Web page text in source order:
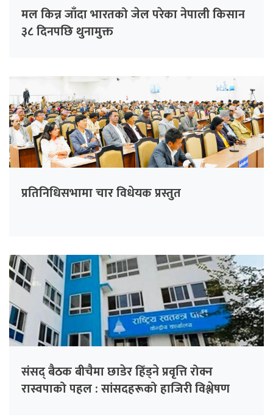
मल किन्न जाँदा भारतको जेल परेका नेपाली किसान
३८ दिनपछि थुनामुक्त
प्रतिनिधिसभामा चार विधेयक प्रस्तुत
संसद् बैठक बीचैमा छाडेर हिँड्ने प्रवृत्ति रोक्न
रास्वपाको पहल : सांसदहरूको हाजिरी विश्लेषण